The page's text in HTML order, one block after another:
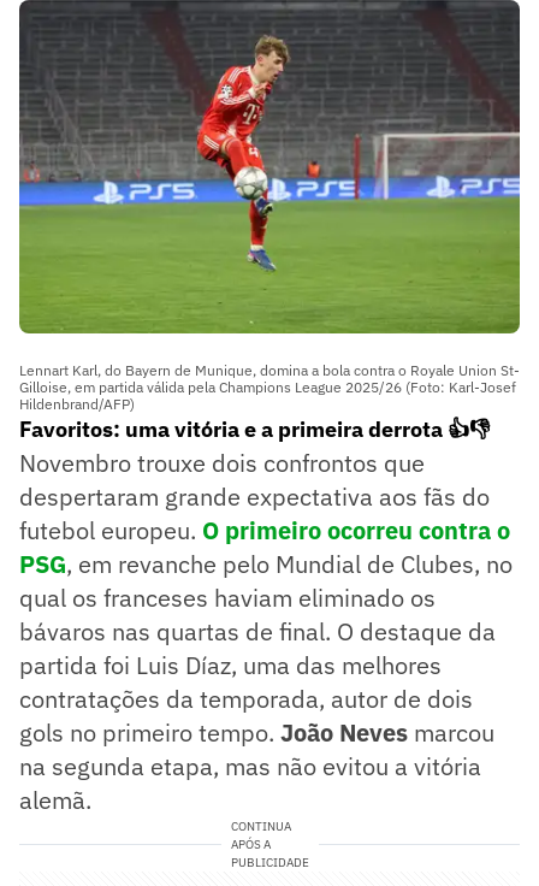
Lennart Karl, do Bayern de Munique, domina a bola contra o Royale Union St-
Gilloise, em partida válida pela Champions League 2025/26 (Foto: Karl-Josef
Hildenbrand/AFP)
Favoritos: uma vitória e a primeira derrota 👍👎
Novembro trouxe dois confrontos que
despertaram grande expectativa aos fãs do
futebol europeu. O primeiro ocorreu contra o
PSG, em revanche pelo Mundial de Clubes, no
qual os franceses haviam eliminado os
bávaros nas quartas de final. O destaque da
partida foi Luis Díaz, uma das melhores
contratações da temporada, autor de dois
gols no primeiro tempo. João Neves marcou
na segunda etapa, mas não evitou a vitória
alemã.
CONTINUA
APÓS A
PUBLICIDADE